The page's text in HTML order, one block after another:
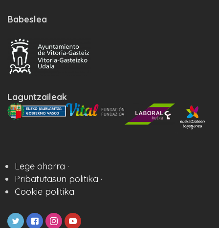
Babeslea
Laguntzaileak
Lege oharra ·
Pribatutasun politika ·
Cookie politika